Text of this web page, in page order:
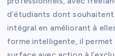
d’étudiants dont
intégral en améliorant à
forme intelligente, il permet